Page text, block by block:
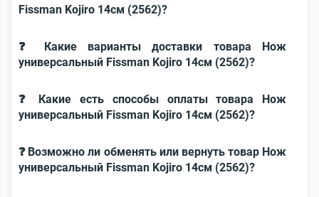
Fissman Kojiro 14cм (2562)?
❓ Какие варианты доставки товара Нож
универсальный Fissman Kojiro 14cм (2562)?
❓ Какие есть способы оплаты товара Нож
универсальный Fissman Kojiro 14cм (2562)?
❓ Возможно ли обменять или вернуть товар Нож
универсальный Fissman Kojiro 14cм (2562)?